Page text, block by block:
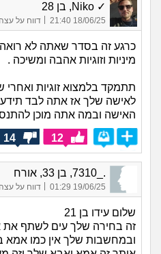
✓ Niko, בן 28
18/06/25 21:40 דווח על עצה
כרגע זה בסדר שאתה לא רואה
מיניות וזוגיות אהבה ומשיכה .
תתמקד בלמצוא זוגיות
לאישה שלך אז אתה לבד
האישה ובמה אתה מוכן
12
14
._7310, בן 33, אורח
19/06/25 01:29
| דווח על עצה
שלום עידו בן 21
זה בחירה שלך עים לשתף
ובמחשבות שלך אין כמו אמא